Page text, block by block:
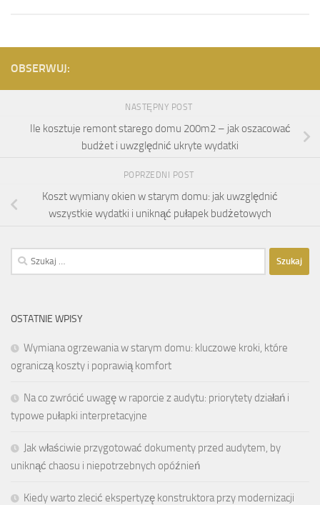
OBSERWUJ:
NASTĘPNY POST
Ile kosztuje remont starego domu 200m2 – jak oszacować
budżet i uwzględnić ukryte wydatki
POPRZEDNI POST
Koszt wymiany okien w starym domu: jak uwzględnić
wszystkie wydatki i uniknąć pułapek budżetowych
Szukaj:
OSTATNIE WPISY
Wymiana ogrzewania w starym domu: kluczowe kroki, które
ograniczą koszty i poprawią komfort
Na co zwrócić uwagę w raporcie z audytu: priorytety działań i
typowe pułapki interpretacyjne
Jak właściwie przygotować dokumenty przed audytem, by
uniknąć chaosu i niepotrzebnych opóźnień
Kiedy warto zlecić ekspertyzę konstruktora przy modernizacji